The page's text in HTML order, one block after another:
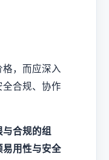
，而应深入
合规、协作
与合规的组
用性与安全